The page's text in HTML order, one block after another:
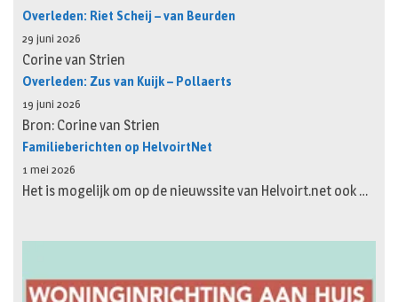
Overleden: Riet Scheij – van Beurden
29 juni 2026
Corine van Strien
Overleden: Zus van Kuijk – Pollaerts
19 juni 2026
Bron: Corine van Strien
Familieberichten op HelvoirtNet
1 mei 2026
Het is mogelijk om op de nieuwssite van Helvoirt.net ook …